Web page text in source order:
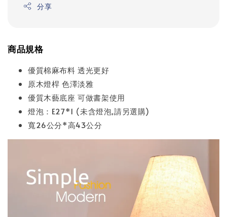
分享
商品規格
優質棉麻布料 透光更好
原木燈桿 色澤淡雅
優質木藝底座 可做書架使用
燈泡：E27*1 (未含燈泡,請另選購)
寬26公分*高43公分